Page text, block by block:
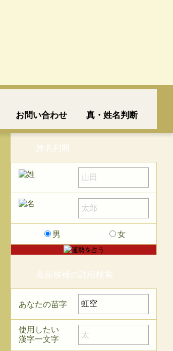
お問い合わせ 真・姓名判断
姓名判断
男 女
名前候補の詳細検索
あなたの苗字
使用したい
漢字一文字